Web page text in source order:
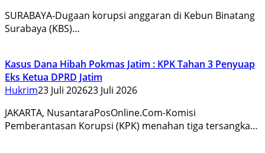
SURABAYA-Dugaan korupsi anggaran di Kebun Binatang
Surabaya (KBS)…
Kasus Dana Hibah Pokmas Jatim : KPK Tahan 3 Penyuap
Eks Ketua DPRD Jatim
Hukrim23 Juli 202623 Juli 2026
JAKARTA, NusantaraPosOnline.Com-Komisi
Pemberantasan Korupsi (KPK) menahan tiga tersangka…